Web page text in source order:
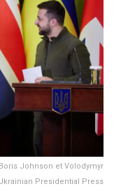
Johnson et Volodymyr
Presidential Press